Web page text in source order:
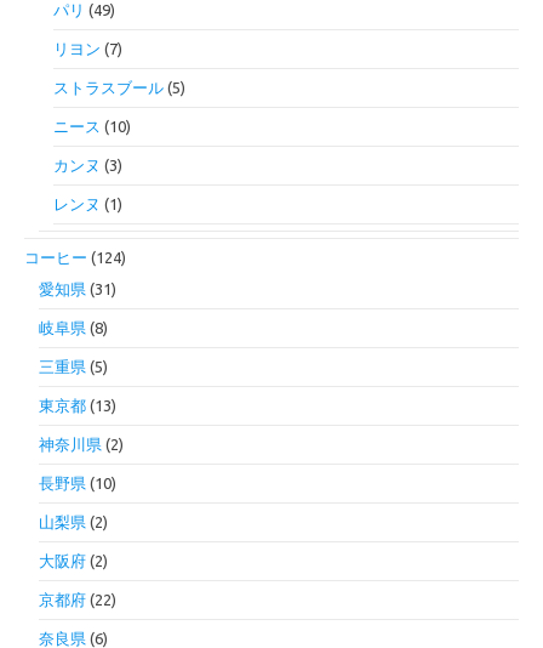
パリ (49)
リヨン (7)
ストラスブール (5)
ニース (10)
カンヌ (3)
レンヌ (1)
コーヒー (124)
愛知県 (31)
岐阜県 (8)
三重県 (5)
東京都 (13)
神奈川県 (2)
長野県 (10)
山梨県 (2)
大阪府 (2)
京都府 (22)
奈良県 (6)